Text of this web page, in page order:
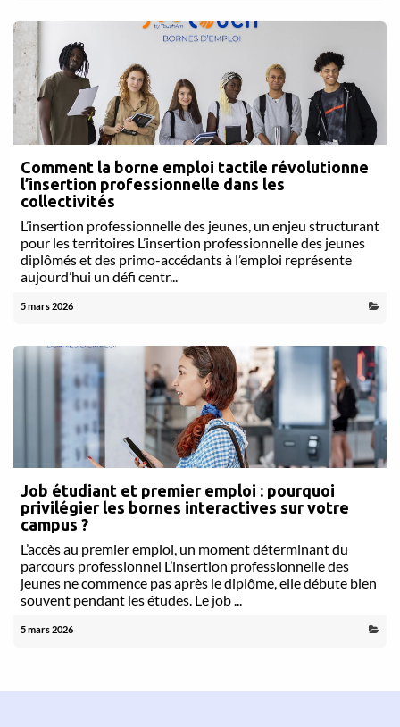
Comment la borne emploi tactile révolutionne
l’insertion professionnelle dans les
collectivités
L’insertion professionnelle des jeunes, un enjeu structurant
pour les territoires L’insertion professionnelle des jeunes
diplômés et des primo-accédants à l’emploi représente
aujourd’hui un défi centr...
5 mars 2026
Job étudiant et premier emploi : pourquoi
privilégier les bornes interactives sur votre
campus ?
L’accès au premier emploi, un moment déterminant du
parcours professionnel L’insertion professionnelle des
jeunes ne commence pas après le diplôme, elle débute bien
souvent pendant les études. Le job ...
5 mars 2026